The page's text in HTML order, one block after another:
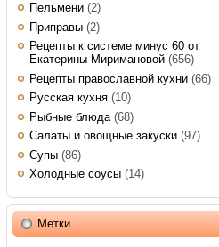
Пельмени (2)
Приправы (2)
Рецепты к системе минус 60 от
Екатерины Миримановой (656)
Рецепты православной кухни (66)
Русская кухня (10)
Рыбные блюда (68)
Салаты и овощные закуски (97)
Супы (86)
Холодные соусы (14)
Метки